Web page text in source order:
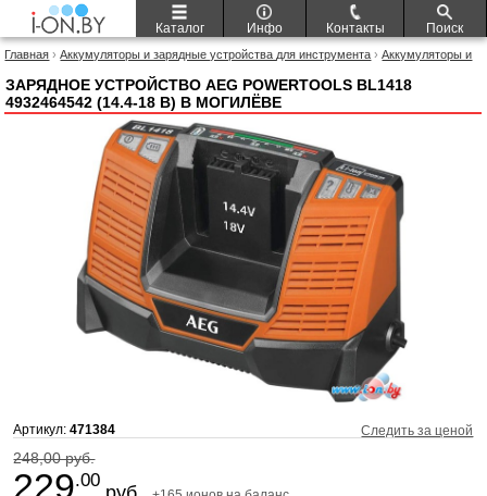
Каталог Инфо Контакты Поиск
Главная ›Аккумуляторы и зарядные устройства для инструмента ›Аккумуляторы и
Powertools BL1418 4932464542 (14.4-18 В)
ЗАРЯДНОЕ УСТРОЙСТВО AEG POWERTOOLS BL1418
4932464542 (14.4-18 В) В МОГИЛЁВЕ
Артикул:471384 Следить за ценой
248,00 руб.
229.00